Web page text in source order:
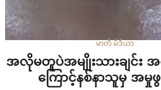
မာတီ မီဒီယာ
အလိုမတူပဲအမျိုးသားချင်း အ
ကြောင့်နစ်နာသူမှ အမှု